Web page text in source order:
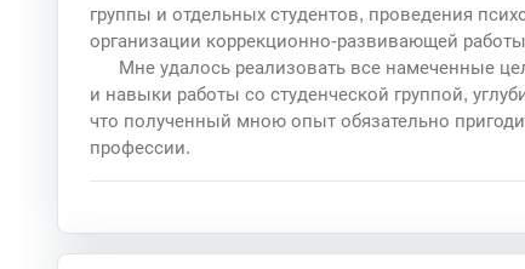
группы и отдельных студентов, проведения
организации коррекционно-развивающей
Мне удалось реализовать все намеченные
и навыки работы со студенческой группой,
что полученный мною опыт обязательно
профессии.